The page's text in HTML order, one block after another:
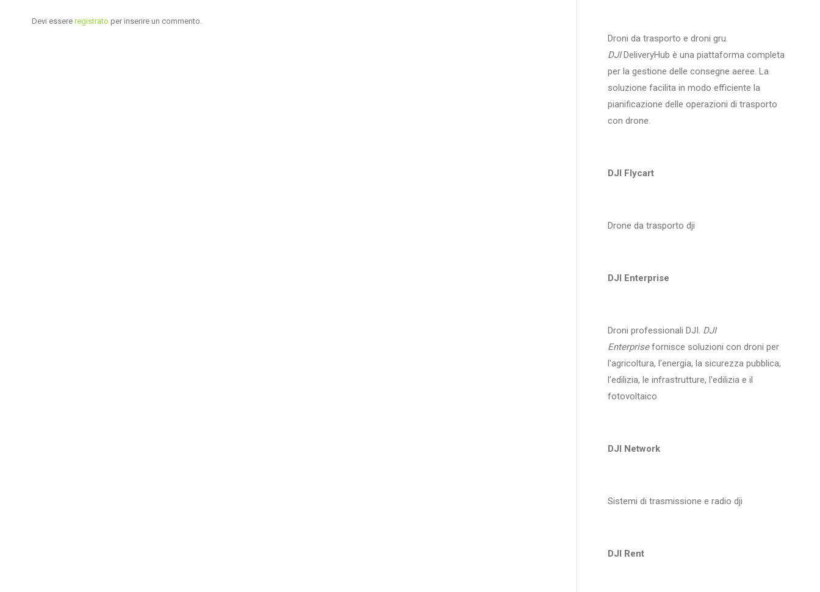
Devi essere registrato per inserire un commento.
Droni da trasporto e droni gru.
DJIDeliveryHub è una piattaforma completa
per la gestione delle consegne aeree. La
soluzione facilita in modo efficiente la
pianificazione delle operazioni di trasporto
con drone.
DJI Flycart
Drone da trasporto dji
DJI Enterprise
Droni professionali DJI. DJI
Enterprisefornisce soluzioni con droni per
l'agricoltura, l'energia, la sicurezza pubblica,
l'edilizia, le infrastrutture, l'edilizia e il
fotovoltaico
DJI Network
Sistemi di trasmissione e radio dji
DJI Rent